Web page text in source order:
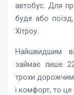
автобус. Для
буде або
Хітроу.
Найшвидшим
займає лише
трохи
і комфорт, то це